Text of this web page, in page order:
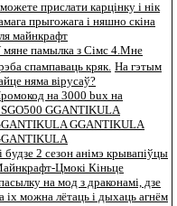
прислати карцінку і нік
прыгожага і няшно скіна
майнкрафт
мяне памылка з Сімс 4.Мне
спампаваць кряк. На гэтым
няма вірусаў?
на 3000 bux на
GGANTIKULA
GGANTIKULA
будзе 2 сезон анімэ крывапіўцы
Цмокі Кіньце
на мод з драконамі, дзе
іх можна лётаць і дыхаць агнём